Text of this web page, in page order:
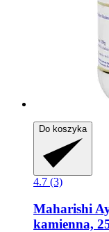
Do koszyka
4.7 (3)
Maharishi
kamienna,